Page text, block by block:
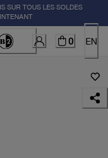
SUR TOUS LES SOLDES
0 EN